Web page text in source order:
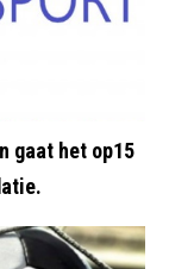
gaat het op15